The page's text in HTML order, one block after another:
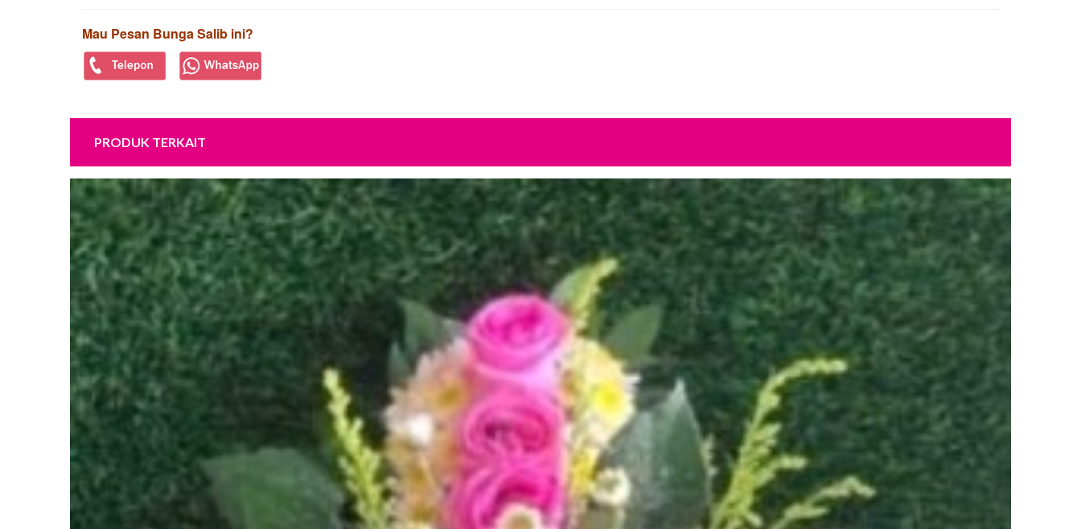
Mau Pesan Bunga Salib ini?
PRODUK TERKAIT